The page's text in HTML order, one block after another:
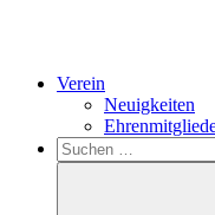
Verein
Neuigkeiten
Search
Suchen
nach: